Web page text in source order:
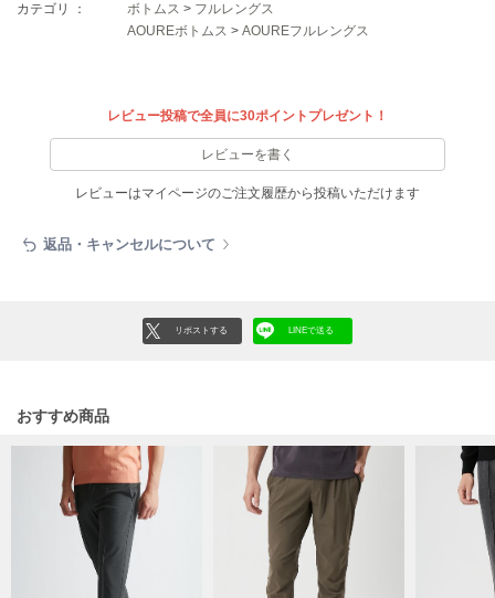
ジェラート ピケ
HUNTER
ハンター
HOKA ONEONE
ホカ オネオネ
カテゴリ ： ボトムス > フルレングス
AOUREボトムス > AOUREフルレングス
レビュー投稿で全員に30ポイントプレゼント！
レビューを書く
レビューはマイページのご注文履歴から投稿いただけます
返品・キャンセルについて
リポストする LINEで送る
おすすめ商品